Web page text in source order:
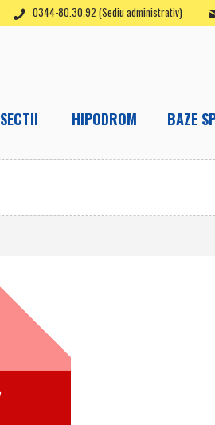
0344-80.30.92 (Sediu administrativ)
SECTII HIPODROM BAZE